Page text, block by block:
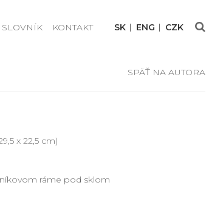
SLOVNÍK KONTAKT SK ENG CZK
SPÄŤ NA AUTORA
x 22,5 cm)
ráme pod sklom